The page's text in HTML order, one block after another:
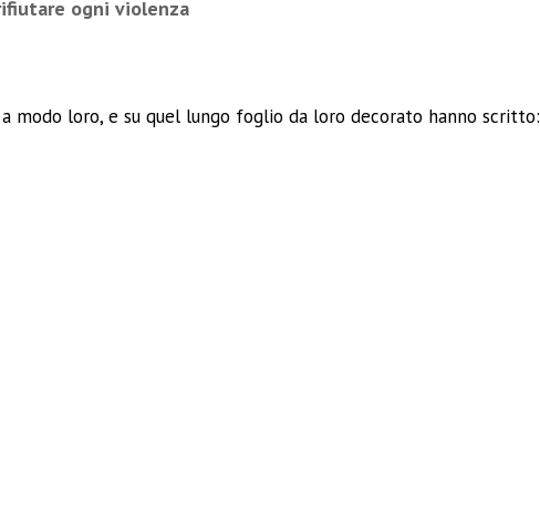
ogni violenza
modo loro, e su quel lungo foglio da loro decorato hanno scritto: